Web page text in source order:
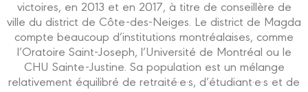
victoires, en 2013 et en 2017, à titre de conseillère de
ville du district de Côte-des-Neiges. Le district de Magda
compte beaucoup d’institutions montréalaises, comme
l’Oratoire Saint-Joseph, l’Université de Montréal ou le
CHU Sainte-Justine. Sa population est un mélange
relativement équilibré de retraité·e·s, d’étudiant·e·s et de